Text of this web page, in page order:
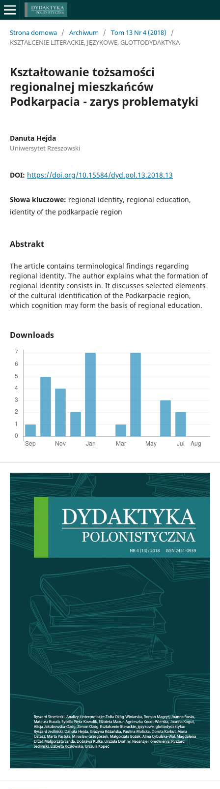
Strona domowa / Archiwum / Tom 13 Nr 4 (2018)
/
KSZTAŁCENIE LITERACKIE, JĘZYKOWE, GLOTTODYDAKTYKA
Kształtowanie tożsamości
regionalnej mieszkańców
Podkarpacia - zarys problematyki
Danuta Hejda
Uniwersytet Rzeszowski
DOI: https://doi.org/10.15584/dyd.pol.13.2018.13
Słowa kluczowe: regional identity, regional education,
identity of the podkarpacie region
Abstrakt
The article contains terminological findings regarding
regional identity. The author explains what the formation of
regional identity consists in. It discusses selected elements
of the cultural identification of the Podkarpacie region,
which cognition may form the basis of regional education.
Downloads